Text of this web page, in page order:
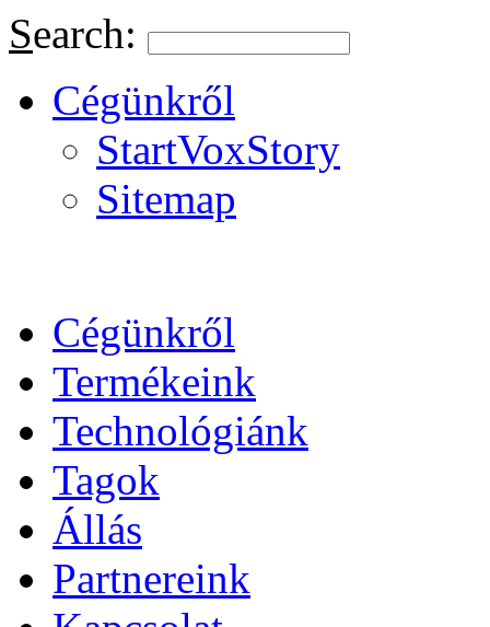
Search:
Cégünkről
StartVoxStory
Sitemap
Cégünkről
Termékeink
Technológiánk
Tagok
Állás
Partnereink